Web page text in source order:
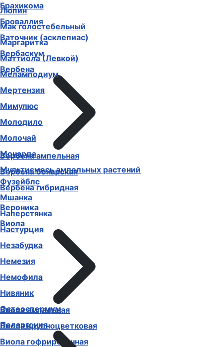
Брахикома
Броваллия
Ваточник (асклепиас)
Вербаскум
Вербена
Вербена ампельная
Вербена бонарская
Вербена гибридная
Вероника
Виола
Виола ампельная
Виола крупноцветковая
Виола гофрированная
Люпин
Мак голостебельный
Маргаритка
Маттиола (Левкой)
Меламподиум
Мертензия
Мимулюс
Молодило
Молочай
Монарда
Мультисмесь ампельных растений
Фузейблс
Мшанка
Наперстянка
Настурция
Незабудка
Немезия
Немофила
Нивяник
Остеоспермум
Пеларгония